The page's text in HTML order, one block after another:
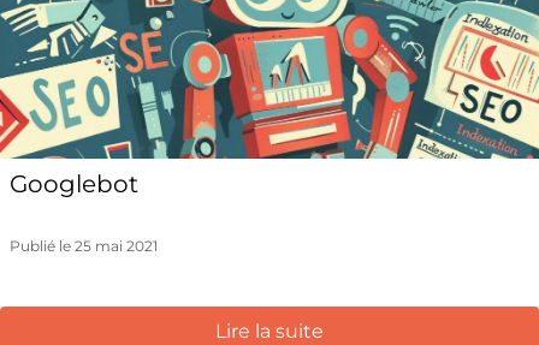
Googlebot
Publié le 25 mai 2021
Lire la suite